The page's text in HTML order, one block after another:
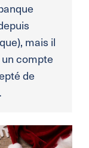
mais il
un compte
de